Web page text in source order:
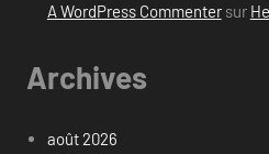
A WordPress Commentersur
Archives
août 2026